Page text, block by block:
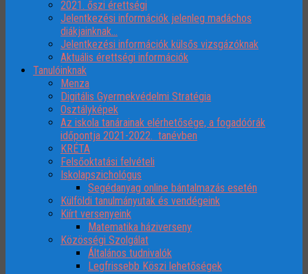
2021. őszi érettségi
Jelentkezési információk jelenleg madáchos
diákjainknak…
Jelentkezési információk külsős vizsgázóknak
Aktuális érettségi információk
Tanulóinknak
Menza
Digitális Gyermekvédelmi Stratégia
Osztályképek
Az iskola tanárainak elérhetősége, a fogadóórák
időpontja 2021-2022. tanévben
KRÉTA
Felsőoktatási felvételi
Iskolapszichológus
Segédanyag online bántalmazás esetén
Külföldi tanulmányutak és vendégeink
Kiírt versenyeink
Matematika háziverseny
Közösségi Szolgálat
Általános tudnivalók
Legfrissebb Köszi lehetőségek